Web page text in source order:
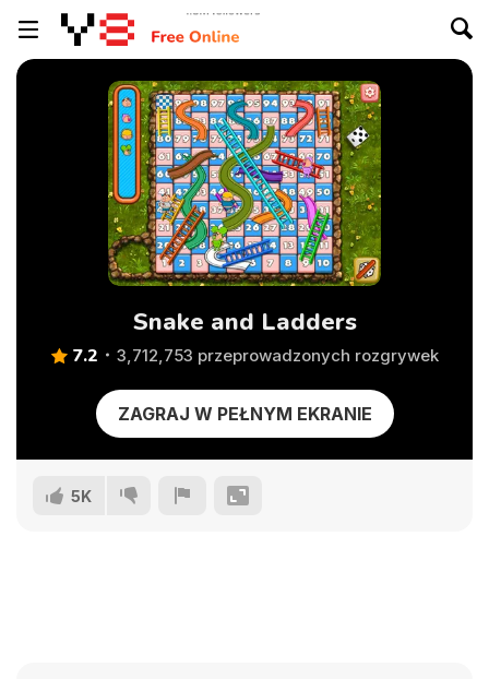
Snake and Ladders
7.2 3,712,753 przeprowadzonych rozgrywek
ZAGRAJ W PEŁNYM EKRANIE
5K